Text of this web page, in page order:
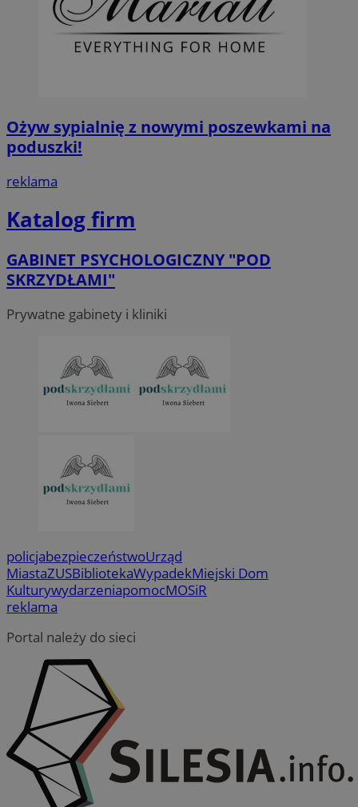
Ożyw sypialnię z nowymi poszewkami na
poduszki!
reklama
Katalog firm
GABINET PSYCHOLOGICZNY "POD
SKRZYDŁAMI"
Prywatne gabinety i kliniki
policjabezpieczeństwoUrząd
MiastaZUSBibliotekaWypadekMiejski Dom
KulturywydarzeniapomocMOSiR
reklama
Portal należy do sieci